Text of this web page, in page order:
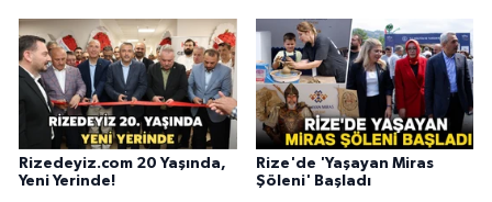
Rizedeyiz.com 20 Yaşında,
Yeni Yerinde!
Rize'de 'Yaşayan Miras
Şöleni' Başladı